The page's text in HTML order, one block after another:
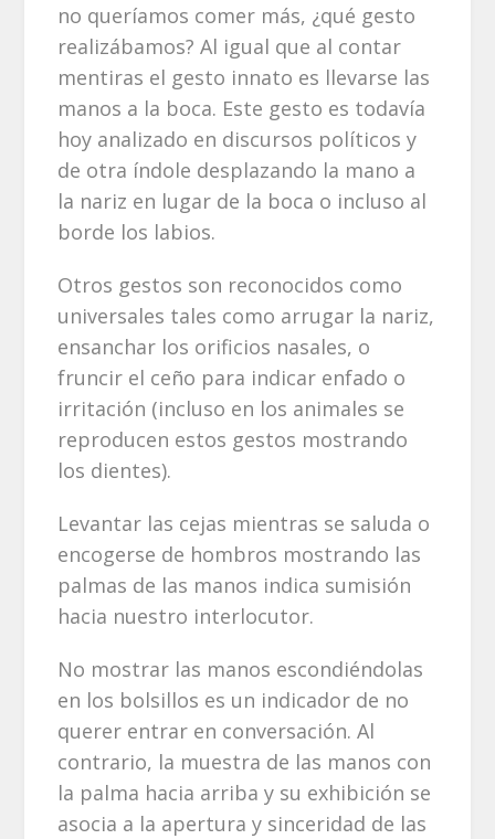
no queríamos comer más, ¿qué gesto
realizábamos? Al igual que al contar
mentiras el gesto innato es llevarse las
manos a la boca. Este gesto es todavía
hoy analizado en discursos políticos y
de otra índole desplazando la mano a
la nariz en lugar de la boca o incluso al
borde los labios.
Otros gestos son reconocidos como
universales tales como arrugar la nariz,
ensanchar los orificios nasales, o
fruncir el ceño para indicar enfado o
irritación (incluso en los animales se
reproducen estos gestos mostrando
los dientes).
Levantar las cejas mientras se saluda o
encogerse de hombros mostrando las
palmas de las manos indica sumisión
hacia nuestro interlocutor.
No mostrar las manos escondiéndolas
en los bolsillos es un indicador de no
querer entrar en conversación. Al
contrario, la muestra de las manos con
la palma hacia arriba y su exhibición se
asocia a la apertura y sinceridad de las